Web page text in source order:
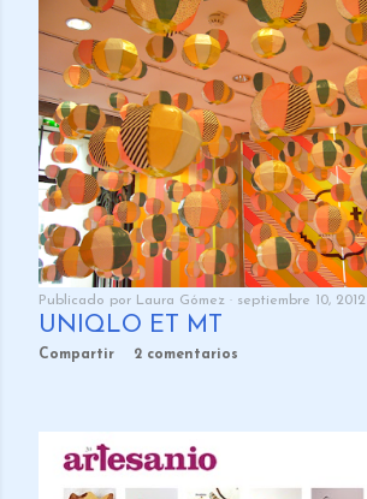
Publicado por Laura Gómez septiembre 10, 2012
UNIQLO ET MT
Compartir 2 comentarios